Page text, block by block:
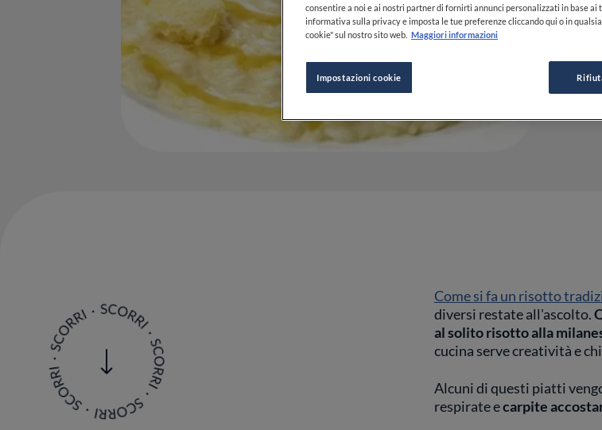
DA
FINE
Come si fa un risotto
diversi restate all'ascolto.
al solito risotto alla
cucina serve creatività e
Alcuni di questi piatti
respirate ecarpite
consentire a noi e ai nostri partner di fornirti annunci personalizzati in base ai
informativa sulla privacy e imposta le tue preferenze cliccando qui o in
cookie" sul nostro sito web. Maggiori informazioni
Impostazioni cookie